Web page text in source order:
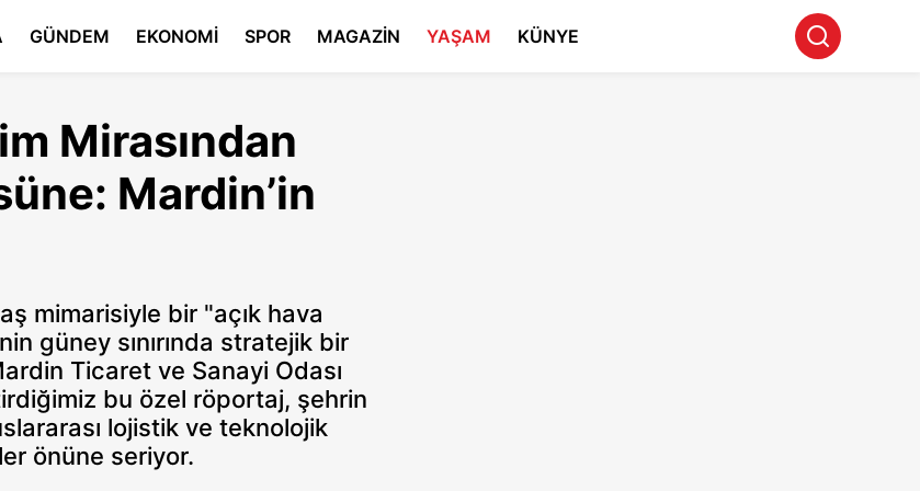
GÜNDEM EKONOMİ SPOR MAGAZİN YAŞAM KÜNYE
Mirasından
Mardin’in
mimarisiyle bir "açık hava
güney sınırında stratejik bir
Ticaret ve Sanayi Odası
bu özel röportaj, şehrin
lojistik ve teknolojik
önüne seriyor.